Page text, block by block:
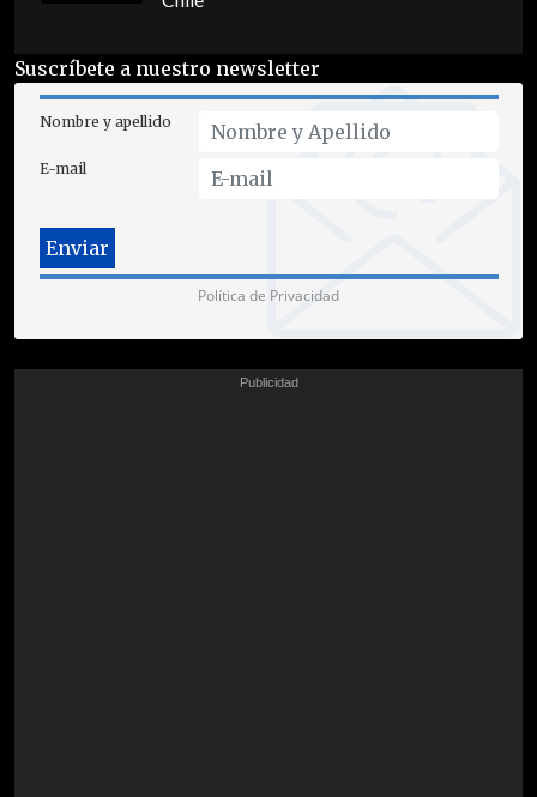
Suscríbete a nuestro newsletter
Nombre y apellido
E-mail
Política de Privacidad